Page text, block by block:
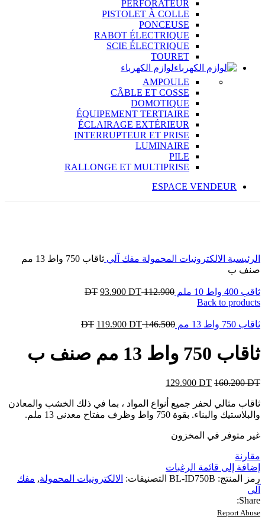
PERFORATEUR
PISTOLET À COLLE
PONCEUSE
RABOT ÉLECTRIQUE
SCIE ÉLECTRIQUE
TOURET
لوازم الكهرباء
AMPOULE
CÂBLE ET COSSE
DOMOTIQUE
ÉQUIPEMENT TERTIAIRE
ÉCLAIRAGE EXTÉRIEUR
INTERRUPTEUR ET PRISE
LUMINAIRE
PILE
RALLONGE ET MULTIPRISE
ESPACE VENDEUR
الرئيسية الالكترونيات المحمولة مفك آلي
ثاقاب 750 واط 13 مم
صنف ب
ثاقب 400 واط 10 ملم 112.900
DT
93.900 DT
Back to products
ثاقاب 750 واط 13 مم 146.500
DT
119.900 DT
ثاقاب 750 واط 13 مم صنف ب
160.200DT
129.900 DT
ثاقاب مثالي لحفر جميع أنواع المواد ، بما في ذلك الخشب والمعادن
والبلاستيك والبناء. بقوة 750 واط وظرف مفتاح معدني 13 ملم.
غير متوفر في المخزون
مقارنة
إضافة إلى قائمة الرغبات
رمز المنتج: BL-ID750B التصنيفات: الالكترونيات المحمولة, مفك
آلي
Share:
Report Abuse